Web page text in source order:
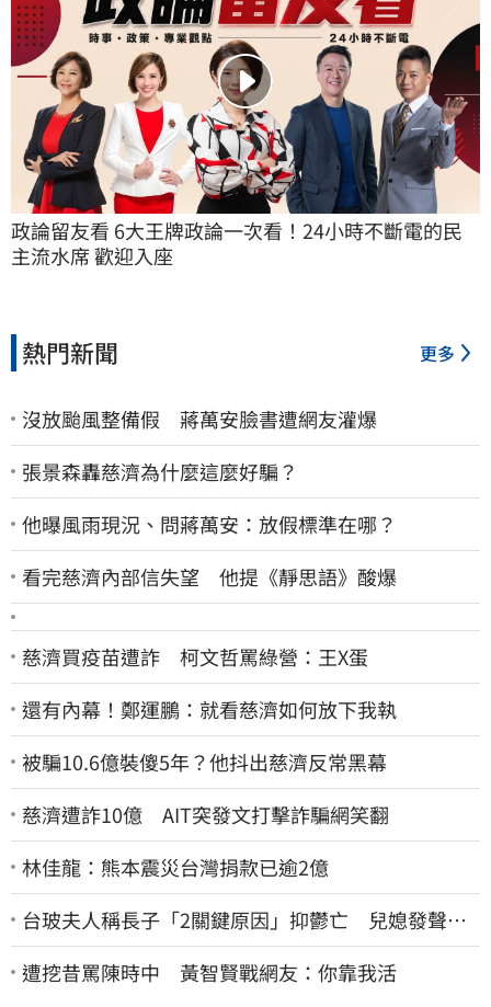
政論留友看 6大王牌政論一次看！24小時不斷電的民
主流水席 歡迎入座
熱門新聞 更多
沒放颱風整備假 蔣萬安臉書遭網友灌爆
張景森轟慈濟為什麼這麼好騙？
他曝風雨現況、問蔣萬安：放假標準在哪？
看完慈濟內部信失望 他提《靜思語》酸爆
慈濟買疫苗遭詐 柯文哲罵綠營：王X蛋
還有內幕！鄭運鵬：就看慈濟如何放下我執
被騙10.6億裝傻5年？他抖出慈濟反常黑幕
慈濟遭詐10億 AIT突發文打擊詐騙網笑翻
林佳龍：熊本震災台灣捐款已逾2億
台玻夫人稱長子「2關鍵原因」抑鬱亡 兒媳發聲打
臉：我從來不信⋯
遭挖昔罵陳時中 黃智賢戰網友：你靠我活